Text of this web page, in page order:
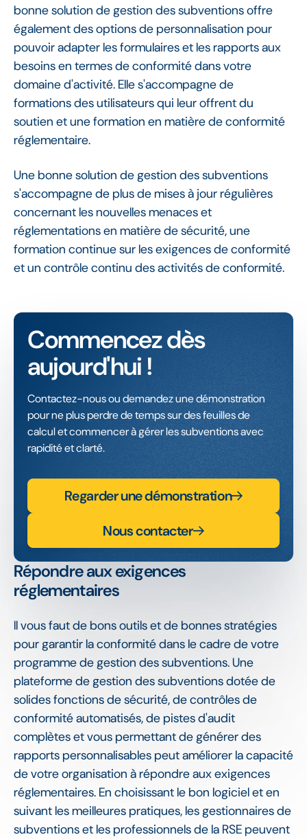
bonne solution de gestion des subventions offre
également des options de personnalisation pour
pouvoir adapter les formulaires et les rapports aux
besoins en termes de conformité dans votre
domaine d'activité. Elle s'accompagne de
formations des utilisateurs qui leur offrent du
soutien et une formation en matière de conformité
réglementaire.
Une bonne solution de gestion des subventions
s'accompagne de plus de mises à jour régulières
concernant les nouvelles menaces et
réglementations en matière de sécurité, une
formation continue sur les exigences de conformité
et un contrôle continu des activités de conformité.
Commencez dès
aujourd'hui !
Contactez-nous ou demandez une démonstration
pour ne plus perdre de temps sur des feuilles de
calcul et commencer à gérer les subventions avec
rapidité et clarté.
Regarder une démonstration
Nous contacter
Répondre aux exigences
réglementaires
Il vous faut de bons outils et de bonnes stratégies
pour garantir la conformité dans le cadre de votre
programme de gestion des subventions. Une
plateforme de gestion des subventions dotée de
solides fonctions de sécurité, de contrôles de
conformité automatisés, de pistes d'audit
complètes et vous permettant de générer des
rapports personnalisables peut améliorer la capacité
de votre organisation à répondre aux exigences
réglementaires. En choisissant le bon logiciel et en
suivant les meilleures pratiques, les gestionnaires de
subventions et les professionnels de la RSE peuvent